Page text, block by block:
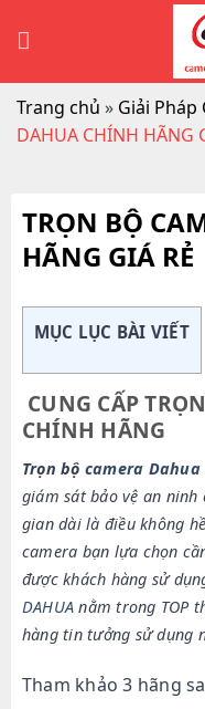
Trang chủ » Giải Pháp
DAHUA CHÍNH HÃNG
TRỌN BỘ
HÃNG GIÁ RẺ
MỤC LỤC BÀI VIẾT
CUNG CẤP
CHÍNH HÃNG
Trọn bộ camera Dahua
giám sát bảo vệ an
gian dài là điều không
camera bạn lựa chọn
được khách hàng sử
DAHUA nằm trong TOP
hàng tin tưởng sử dụng
Tham khảo 3 hãng